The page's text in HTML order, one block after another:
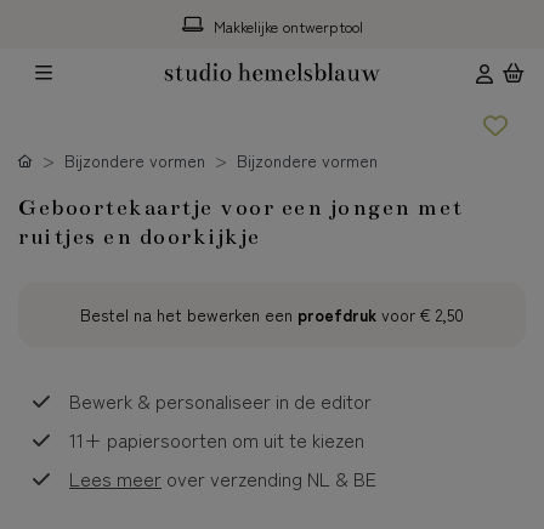
Bijzondere vormen Bijzondere vormen
Geboortekaartje voor een jongen met
ruitjes en doorkijkje
Bestel na het bewerken een proefdruk voor € 2,50
Bewerk & personaliseer in de editor
11+ papiersoorten om uit te kiezen
Lees meer over verzending NL & BE